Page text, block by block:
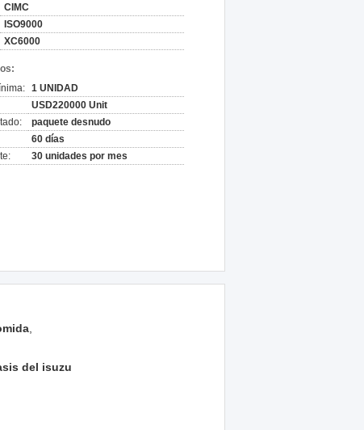
CIMC
ISO9000
XC6000
1 UNIDAD
USD220000 Unit
paquete desnudo
60 días
30 unidades por mes
del isuzu